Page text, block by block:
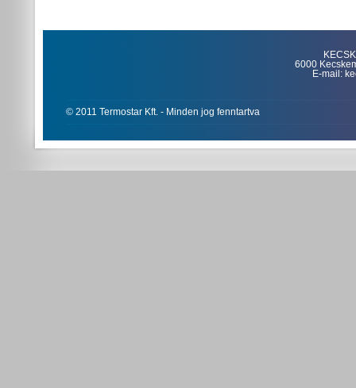
6000
E-mail:
© 2011 Termostar Kft. - Minden jog fenntartva